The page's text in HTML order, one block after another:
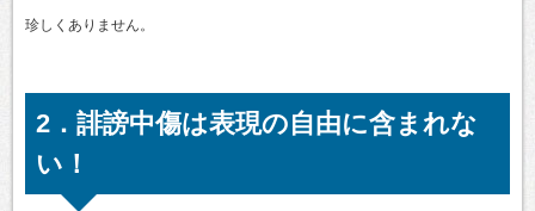
珍しくありません。
2．誹謗中傷は表現の自由に含まれな
い！